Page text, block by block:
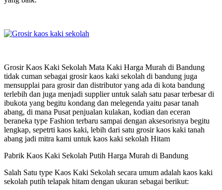
Grosir Kaos Kaki Sekolah Mata Kaki Harga Murah di Bandung
tidak cuman sebagai grosir kaos kaki sekolah di bandung juga
mensupplai para grosir dan distributor yang ada di kota bandung
terlebih dan juga menjadi supplier untuk salah satu pasar terbesar di
ibukota yang begitu kondang dan melegenda yaitu pasar tanah
abang, di mana Pusat penjualan kulakan, kodian dan eceran
beraneka type Fashion terbaru sampai dengan aksesorisnya begitu
lengkap, sepetrti kaos kaki, lebih dari satu grosir kaos kaki tanah
abang jadi mitra kami untuk kaos kaki sekolah Hitam
Pabrik Kaos Kaki Sekolah Putih Harga Murah di Bandung
Salah Satu type Kaos Kaki Sekolah secara umum adalah kaos kaki
sekolah putih telapak hitam dengan ukuran sebagai berikut: